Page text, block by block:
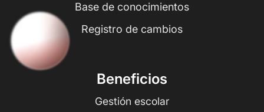
Base de conocimientos
Registro de cambios
Beneficios
Gestión escolar